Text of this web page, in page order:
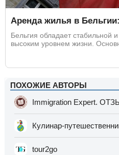
Аренда жилья в
Бельгия обладает стабильной
высоким уровнем жизни.
ПОХОЖИЕ АВТОРЫ
Immigration Expert.
Кулинар-
tour2go